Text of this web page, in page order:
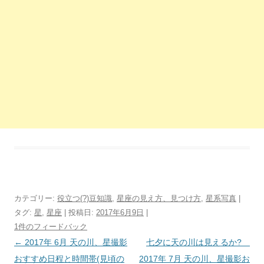
カテゴリー: 役立つ(?)豆知識 星座の見え方、見つけ方 星系写真 |
タグ: 星 星座 | 投稿日: 2017年6月9日 |
1件のフィードバック
投
稿
← 2017年 6月 天の川、星撮影
おすすめ日程と時間帯(見頃の
七夕に天の川は見えるか?
2017年 7月 天の川、星撮影お